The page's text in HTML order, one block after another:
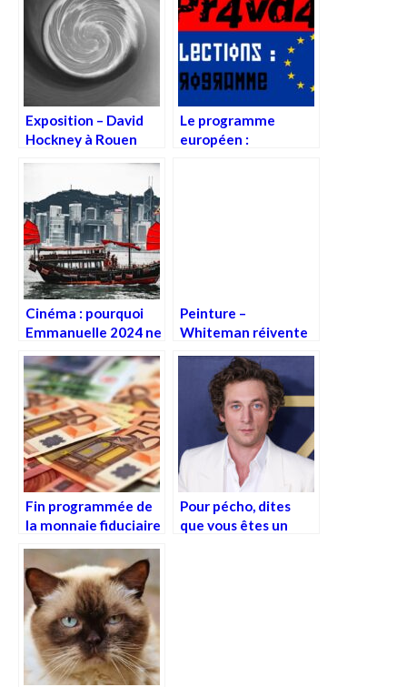
Exposition – David
Hockney à Rouen
Le programme
européen :
Cinéma : pourquoi
Emmanuelle 2024 ne
annales
Peinture –
Whiteman réivente
met la pureté en
dialogue
Fin programmée de
la monnaie fiduciaire
Pour pécho, dites
que vous êtes un